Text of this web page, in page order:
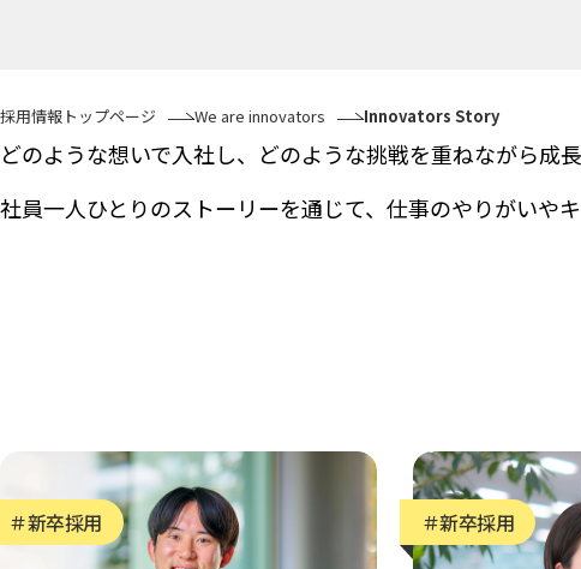
よくあるご質問
ENTRY
※マイナビ2028に遷移します ※
採用情報トップページ We are innovators Innovators Story
どのような想いで入社し、どのような挑戦を重ねながら成長
社員一人ひとりのストーリーを通じて、仕事のやりがいや
＃新卒採用 ＃新卒採用